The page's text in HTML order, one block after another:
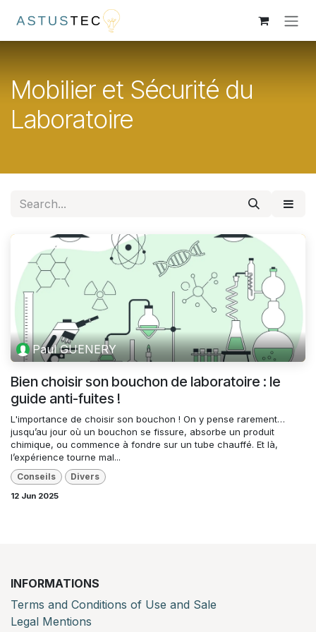
Mobilier et Sécurité du
Laboratoire
Paul GUENERY
Bien choisir son bouchon de laboratoire : le
guide anti-fuites !
L'importance de choisir son bouchon ! On y pense rarement…
jusqu’au jour où un bouchon se fissure, absorbe un produit
chimique, ou commence à fondre sur un tube chauffé. Et là,
l’expérience tourne mal...
Conseils Divers
12 Jun 2025
INFORMATIONS
Terms and Conditions of Use and Sale
Legal Mentions